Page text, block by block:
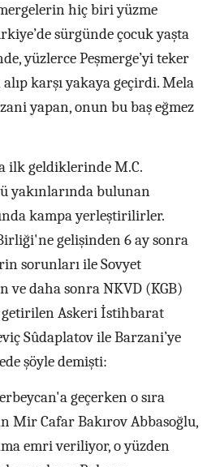
hiç biri yüzme
sürgünde çocuk yaşta
yüzlerce Peşmerge’yi teker
karşı yakaya geçirdi. Mela
yapan, onun bu baş eğmez
ilk geldiklerinde M.C.
yakınlarında bulunan
kampa yerleştirilirler.
gelişinden 6 ay sonra
sorunları ile Sovyet
ve daha sonra NKVD (KGB)
getirilen Askeri İstihbarat
Sûdaplatov ile Barzani’ye
şöyle demişti:
geçerken o sıra
Mir Cafar Bakırov Abbasoğlu,
emri veriliyor, o yüzden